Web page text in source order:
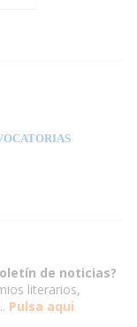
de noticias?
literarios,
Pulsa aqui